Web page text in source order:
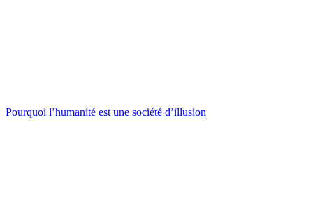
Pourquoi l’humanité est une société d’illusion